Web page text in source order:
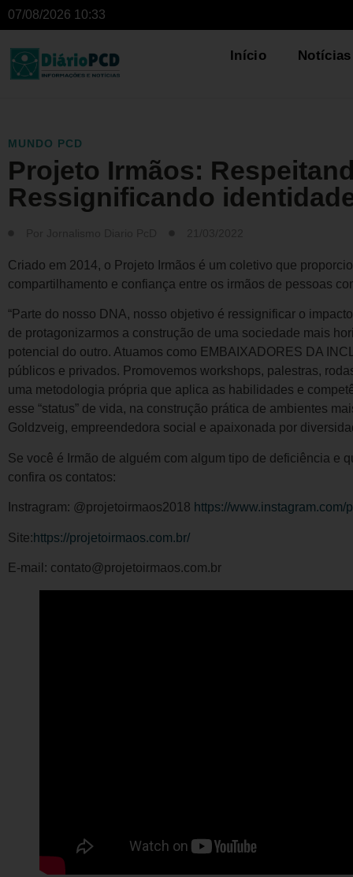
07/08/2026 10:33
Início Notícias
MUNDO PCD
Projeto Irmãos:
Ressignificando
Criado em 2014, o Projeto Irmãos é um coletivo que
compartilhamento e confiança entre os irmãos de pessoas
“Parte do nosso DNA, nosso objetivo é ressignificar o
de protagonizarmos a construção de uma sociedade mais
potencial do outro. Atuamos como EMBAIXADORES DA
públicos e privados. Promovemos workshops, palestras,
uma metodologia própria que aplica as habilidades e
esse “status” de vida, na construção prática de ambientes
Goldzveig, empreendedora social e apaixonada por
Se você é Irmão de alguém com algum tipo de deficiência e
confira os contatos:
Instragram: @projetoirmaos2018 https://
Site: https://projetoirmaos.com.br/
E-mail: contato@projetoirmaos.com.br